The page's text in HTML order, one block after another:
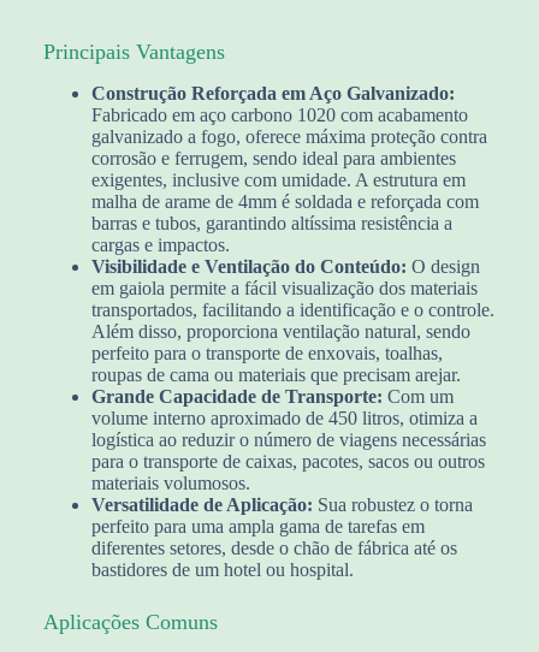
Principais Vantagens
Construção Reforçada em Aço Galvanizado:
Fabricado em aço carbono 1020 com acabamento
galvanizado a fogo, oferece máxima proteção contra
corrosão e ferrugem, sendo ideal para ambientes
exigentes, inclusive com umidade. A estrutura em
malha de arame de 4mm é soldada e reforçada com
barras e tubos, garantindo altíssima resistência a
cargas e impactos.
Visibilidade e Ventilação do Conteúdo: O design
em gaiola permite a fácil visualização dos materiais
transportados, facilitando a identificação e o controle.
Além disso, proporciona ventilação natural, sendo
perfeito para o transporte de enxovais, toalhas,
roupas de cama ou materiais que precisam arejar.
Grande Capacidade de Transporte: Com um
volume interno aproximado de 450 litros, otimiza a
logística ao reduzir o número de viagens necessárias
para o transporte de caixas, pacotes, sacos ou outros
materiais volumosos.
Versatilidade de Aplicação: Sua robustez o torna
perfeito para uma ampla gama de tarefas em
diferentes setores, desde o chão de fábrica até os
bastidores de um hotel ou hospital.
Aplicações Comuns